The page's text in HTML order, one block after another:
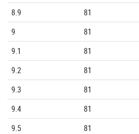
8.9
81
9
81
9.1
81
9.2
81
9.3
81
9.4
81
9.5
81